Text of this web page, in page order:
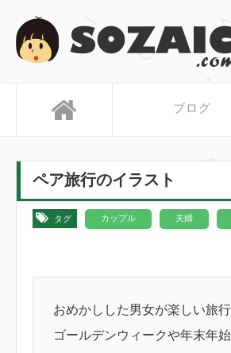
ブログ
ペア旅行のイラスト
タグ カップル 夫婦
おめかしした男女が楽しい旅
ゴールデンウィークや年末年